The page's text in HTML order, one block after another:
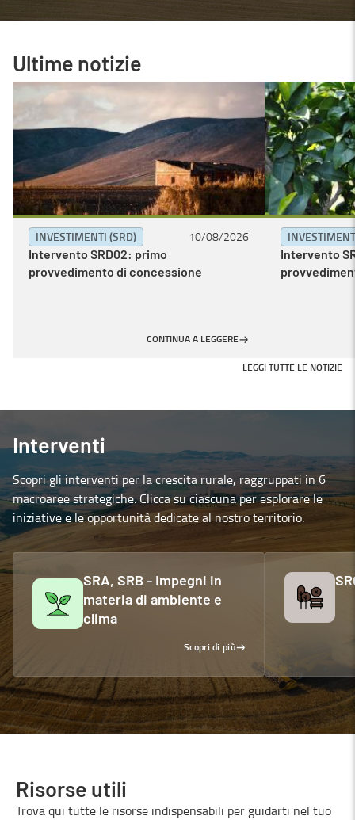
Ultime notizie
INVESTIMENTI (SRD) 10/08/2026
Intervento SRD02: primo
provvedimento di concessione
CONTINUA A LEGGERE
Intervento
LEGGI TUTTE LE NOTIZIE
Interventi
Scopri gli interventi per la crescita rurale, raggruppati in 6
macroaree strategiche. Clicca su ciascuna per esplorare le
iniziative e le opportunità dedicate al nostro territorio.
SRA, SRB - Impegni in
materia di ambiente e
clima
Scopri di più
Risorse utili
Trova qui tutte le risorse indispensabili per guidarti nel tuo